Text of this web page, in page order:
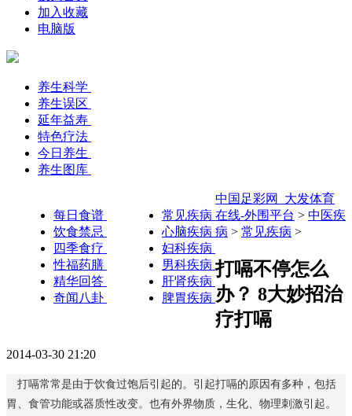
加入收藏
电脑版
养生科学
养生误区
延年益寿
特色疗法
今日养生
养生图库
每日食谱
饮食禁忌
四季食疗
性福药膳
精华回答
奇闻八卦
常见疾病
心脑疾病
妇科疾病
男科疾病
肝肾疾病
脾胃疾病
中国足彩网_大发体育
在线-外围平台 > 中医疾
病 > 常见疾病 >
打嗝不停怎么
办？ 8大妙招治
疗打嗝
2014-03-30 21:20
打嗝常常是由于饮食过饱后引起的。引起打嗝的原因有多种，包括
胃、食管功能或器质性改变。也有外界物质，生化、物理刺激引起。